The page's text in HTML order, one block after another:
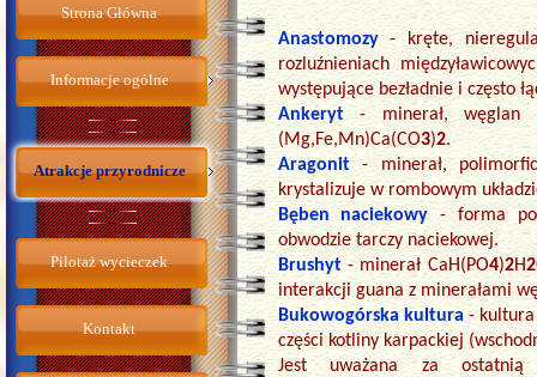
Strona Główna
Informacje ogólne
Atrakcje przyrodnicze
Pilotaż wycieczek
Kontakt
Anastomozy
- kręte,
rozluźnieniach
występujące bezładnie i często
Ankeryt
- minerał, węglan
(Mg,Fe,Mn)Ca(CO3)2.
Aragonit
- minerał,
krystalizuje w rombowym
Bęben naciekowy
- forma
obwodzie tarczy naciekowej.
Brushyt - minerał CaH(PO4)2H2
interakcji guana z minerałami
Bukowogórska kultura - kultura
części kotliny karpackiej
Jest uważana za